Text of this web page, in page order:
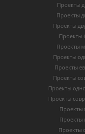
Проекты
Проекты
Проекты
Проекты
Проекты
Проекты
Проекты
Проекты
Проекты
Проекты
Проекты
Проекты
Проекты